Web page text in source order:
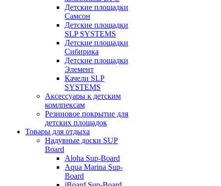
Детские площадки
Самсон
Детские площадки
SLP SYSTEMS
Детские площадки
Сибирика
Детские площадки
Элемент
Качели SLP
SYSTEMS
Аксессуары к детским
комлпексам
Резиновое покрытие для
детских площадок
Товары для отдыха
Надувные доски SUP
Board
Aloha Sup-Board
Aqua Marina Sup-
Board